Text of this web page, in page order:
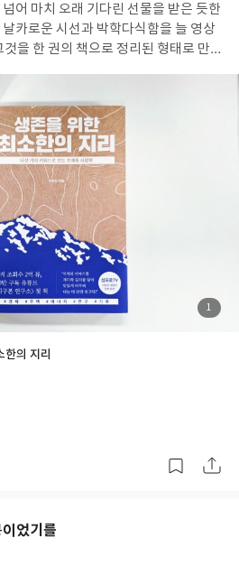
이겨야 하는 싸움보다, 피해야 하는 싸
오늘의 나에게 던지는 조언 같았다. 손
니라 버티는 철학, 그리고 인생을 위
이 또 있을까. #손자병법 #손
대지성클래식69
어 마치 오래 기다린 선물을 받은 듯한
카로운 시선과 박학다식함을 늘 영상
을 한 권의 책으로 정리된 형태로 만
너지, 인구, 기후’라는 다섯 가지 생존
어 있다는 점이다. 세계 각국의 사례를
아 있는 문제들을 들여다보니, 단순한
로 도움이 되는 ‘생존 지도’를 손에 쥔
특히 흥미로웠다. 유튜브에서 흘려보
는 맥락과 배경이 더 촘촘히 설명되어
단순한 상식을 넘어, 앞으로 우리가 어
하게 만드는 지리에 대한 통찰력이 담
이라고 하면 다소 딱딱하고 학문적으
님 특유의 스토리텔링 덕분에 책장이
던 그 생생함이 책 속에서도 그대로 살
의 또 다른 확장판으로, 오랜 시간 채
의 응원과 호기심이 모여 만들어진 결
튜브에서, 또 책
기를 들려주시길 진심으로 응원한다.
문고 #일파만파독서모임
첨
부
1
한의 지리
었기를